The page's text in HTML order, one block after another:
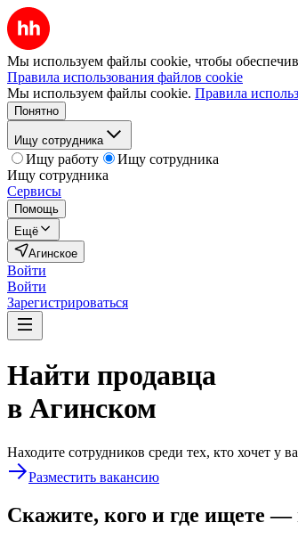
Мы используем файлы cookie, чтобы
Правила использования файлов cookie
Мы используем файлы cookie. Правила
Понятно
Ищу сотрудника
Ищу работу
Ищу сотрудника
Ищу сотрудника
Сервисы
Помощь
Ещё
Агинское
Войти
Войти
Зарегистрироваться
Найти продавца
в Агинском
Находите сотрудников среди тех, кто хочет у
Разместить вакансию
Скажите, кого и где ищете —